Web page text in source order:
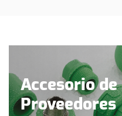
Accesorio de
Proveedores